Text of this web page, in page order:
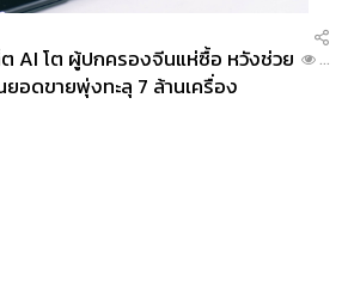
AI โต ผู้ปกครองจีนแห่ซื้อ หวังช่วย
อดขายพุ่งทะลุ 7 ล้านเครื่อง
...